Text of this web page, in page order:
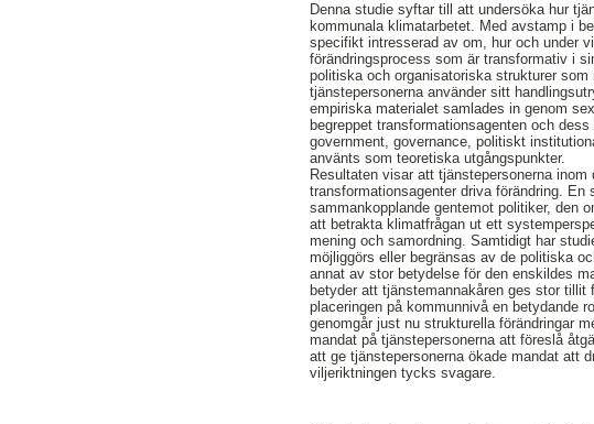
Denna studie syftar till att undersöka hur
kommunala klimatarbetet. Med avstamp i
specifikt intresserad av om, hur och under
förändringsprocess som är transformativ i
politiska och organisatoriska strukturer
tjänstepersonerna använder sitt
empiriska materialet samlades in genom
begreppet transformationsagenten och
government, governance, politiskt
använts som teoretiska utgångspunkter.
Resultaten visar att tjänstepersonerna
transformationsagenter driva förändring.
sammankopplande gentemot politiker, den
att betrakta klimatfrågan ut ett
mening och samordning. Samtidigt har
möjliggörs eller begränsas av de politiska
annat av stor betydelse för den enskildes
betyder att tjänstemannakåren ges stor
placeringen på kommunnivå en betydande
genomgår just nu strukturella förändringar
mandat på tjänstepersonerna att föreslå
att ge tjänstepersonerna ökade mandat att
viljeriktningen tycks svagare.